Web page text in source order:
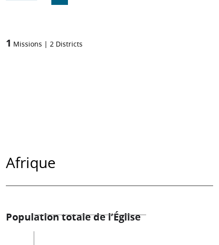
1 Missions | 2 Districts
Afrique
Population totale de l’Église